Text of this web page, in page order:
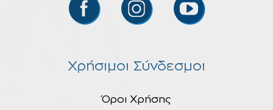
Χρήσιμοι Σύνδεσμοι
Όροι Χρήσης